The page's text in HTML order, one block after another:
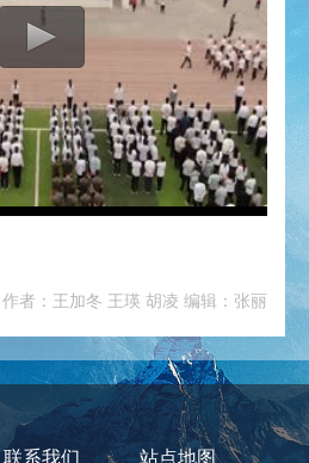
作者：王加冬 王瑛 胡凌 编辑：张丽
联系我们 站点地图